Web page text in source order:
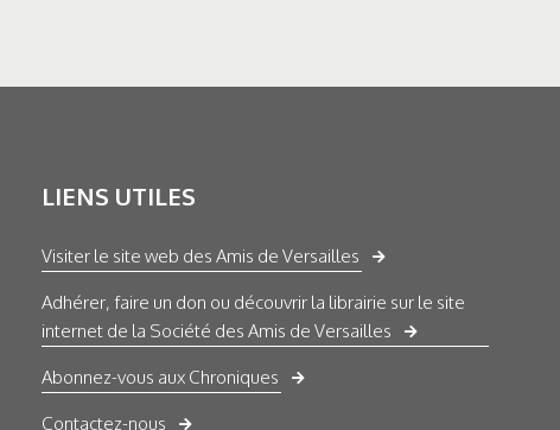
LIENS UTILES
Visiter le site web des Amis de Versailles
Adhérer, faire un don ou découvrir la librairie sur le site
internet de la Société des Amis de Versailles
Abonnez-vous aux Chroniques
Contactez-nous